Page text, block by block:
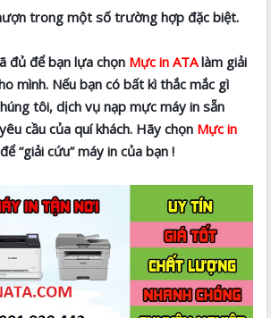
trong một số trường hợp đặc biệt.
đủ để bạn lựa chọn Mực in ATAlàm giải
mình. Nếu bạn có bất kì thắc mắc gì
tôi, dịch vụ nạp mực máy in sẵn
cầu của quí khách. Hãy chọn Mực in
“giải cứu” máy in của bạn !